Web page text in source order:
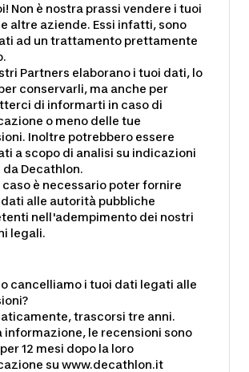
Non è nostra prassi vendere i tuoi
altre aziende. Essi infatti, sono
ad un trattamento prettamente
Partners elaborano i tuoi dati, lo
conservarli, ma anche per
di informarti in caso di
o meno delle tue
Inoltre potrebbero essere
a scopo di analisi su indicazioni
Decathlon.
caso è necessario poter fornire
alle autorità pubbliche
nell'adempimento dei nostri
legali.
cancelliamo i tuoi dati legati alle
trascorsi tre anni.
informazione, le recensioni sono
12 mesi dopo la loro
su www.decathlon.it